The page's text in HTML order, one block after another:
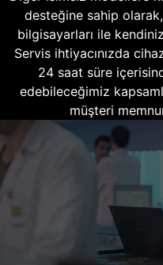
desteğine sahip
bilgisayarları ile
Servis ihtiyacınızda
24 saat süre
edebileceğimiz
müşteri